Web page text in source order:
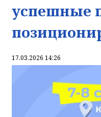
успешные
17.03.2026 14:26